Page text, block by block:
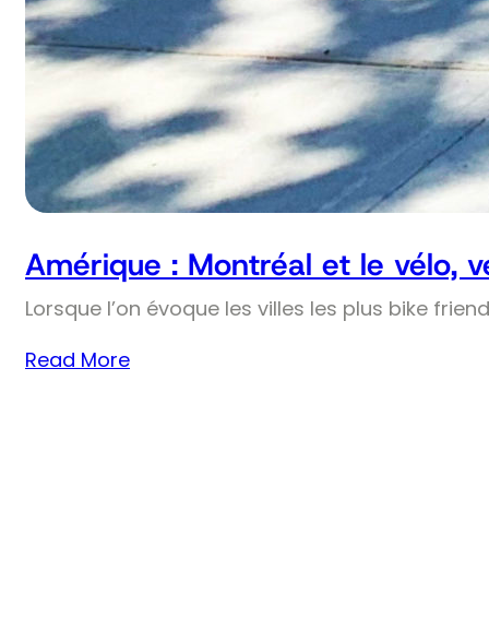
Amérique : Montréal et le vélo,
Lorsque l’on évoque les villes les plus bike
Read More